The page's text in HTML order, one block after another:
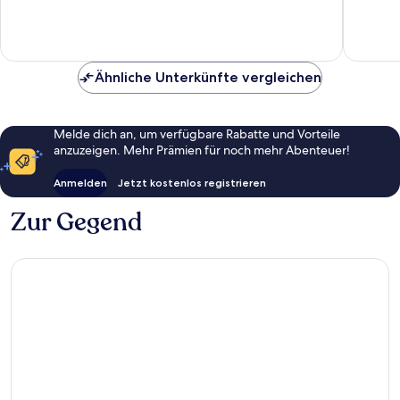
Ähnliche Unterkünfte vergleichen
Melde dich an, um verfügbare Rabatte und Vorteile
anzuzeigen. Mehr Prämien für noch mehr Abenteuer!
Anmelden Jetzt kostenlos registrieren
Zur Gegend